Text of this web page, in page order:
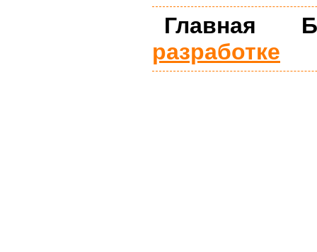
Главная
разработке